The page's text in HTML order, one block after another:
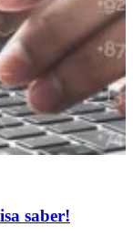
saber!